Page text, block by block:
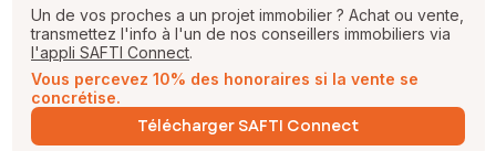
Un de vos proches a un projet immobilier ? Achat ou vente,
transmettez l'info à l'un de nos conseillers immobiliers via
l'appli SAFTI Connect.
Vous percevez 10% des honoraires si la vente se
concrétise.
Télécharger SAFTI Connect